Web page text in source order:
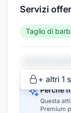
Servizi
Taglio di
+ altri 1
Perché
Questa
Premium